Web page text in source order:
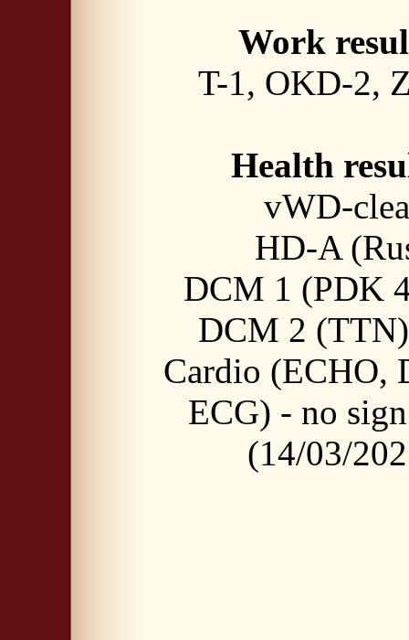
Work
T-1, OKD-2,
Health
vWD-
HD-A
DCM 1 (PDK
DCM 2
Cardio (ECHO,
ECG) - no
(14/03/